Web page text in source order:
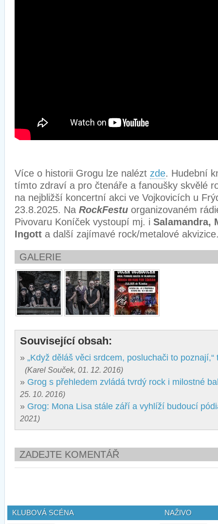
Více o historii Grogu lze nalézt zde. Hudební
tímto zdraví a pro čtenáře a fanoušky skvělé
na nejbližší koncertní akci ve Vojkovicích u
23.8.2025. Na RockFestu organizovaném
Pivovaru Koníček vystoupí mj. i Salamandra,
Ingott a další zajímavé rock/metalové
GALERIE
Související obsah:
» „Když děláš věci srdcem, posluchači to
(Karel Souček, 01. 12. 2016)
» Grog s přehledem zvládá tvrdý rock i milostné
25. 10. 2016)
» Grog: Mona Lisa stále září a vyhlíží budoucí
2021)
ZADEJTE KOMENTÁŘ
KLUBOVÁ SCÉNA NAŽIVO